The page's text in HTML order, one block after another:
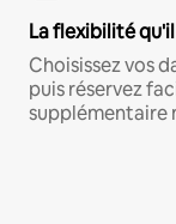
La flexibilité
Choisissez vos
puis réservez
supplémentaire